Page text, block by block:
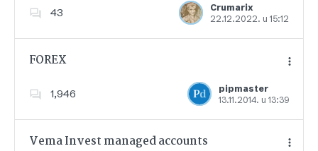
43
Crumarix
22.12.2022. u 15:12
Dodajte u favorite
FOREX
1,946
pipmaster
13.11.2014. u 13:39
Dodajte u favorite
Vema Invest managed accounts